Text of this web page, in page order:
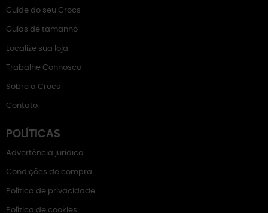
Cuide do seu Crocs
Guias de tamanho
Localize sua loja
Trabalhe Connosco
Sobre a Crocs
Contato
POLÍTICAS
Advertência jurídica
Condições de compra
Política de privacidade
Política de cookies